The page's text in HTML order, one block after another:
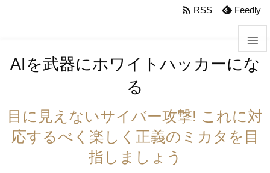



サイ

 RSS Feedly
AIを武器にホワイトハッカーにな
る
目に見えないサイバー攻撃! これに対
応するべく楽しく正義のミカタを目
指しましょう